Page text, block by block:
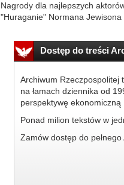
Nagrody dla najlepszych
"Huraganie" Normana Jewisona
Dostęp do treści
Archiwum Rzeczpospolitej
na łamach dziennika od
perspektywę ekonomiczną
Ponad milion tekstów w
Zamów dostęp do